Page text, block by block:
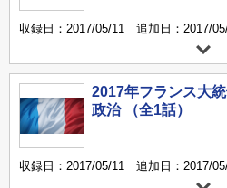
収録日：2017/05/11 追加日：2017/
2017年フランス大
政治 （全1話）
収録日：2017/05/11 追加日：2017/